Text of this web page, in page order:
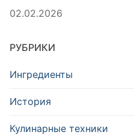
02.02.2026
РУБРИКИ
Ингредиенты
История
Кулинарные техники